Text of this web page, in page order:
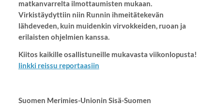
matkanvarrelta ilmottaumisten mukaan.
Virkistäydyttiin niin Runnin ihmeitätekevän
lähdeveden, kuin muidenkin virvokkeiden, ruoan ja
erilaisten ohjelmien kanssa.
Kiitos kaikille osallistuneille mukavasta viikonlopusta!
linkki reissu reportaasiin
Suomen Merimies-Unionin Sisä-Suomen